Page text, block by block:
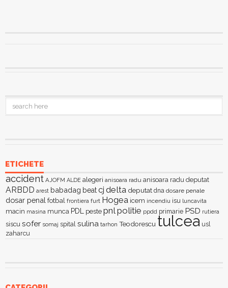
ETICHETE
accident AJOFM ALDE alegeri anisoara radu anisoara radu deputat
ARBDD arest babadag beatcj delta deputat dna dosare penale
dosar penal fotbal frontiera furt Hogea icem incendiu isu luncavita
macin masina munca PDL peste pnlpolitie ppdd primarie PSD rutiera
siscu sofer somaj spital sulina tarhon Teodorescu tulcea usl
zaharcu